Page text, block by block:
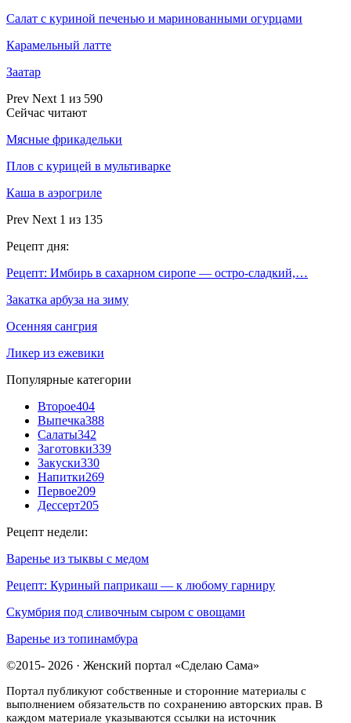
Салат с куриной печенью и маринованными огурцами
Карамельный латте
Заатар
Prev Next 1 из 590
Сейчас читают
Мясные фрикадельки
Плов с курицей в мультиварке
Каша в аэрогриле
Prev Next 1 из 135
Рецепт дня:
Рецепт: Имбирь в сахарном сиропе — остро-сладкий,…
Закатка арбуза на зиму
Осенняя сангрия
Ликер из ежевики
Популярные категории
Второе404
Выпечка388
Салаты342
Заготовки339
Закуски330
Напитки269
Первое209
Дессерт205
Рецепт недели:
Варенье из тыквы с медом
Рецепт: Куриный паприкаш — к любому гарниру
Скумбрия под сливочным сыром с овощами
Варенье из топинамбура
©2015- 2026 · Женский портал «Сделаю Сама»
Портал публикуют собственные и сторонние материалы с
выполнением обязательств по сохранению авторских прав. В
каждом материале указываются ссылки на источник